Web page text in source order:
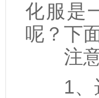
化服是
呢？下
注意
1、